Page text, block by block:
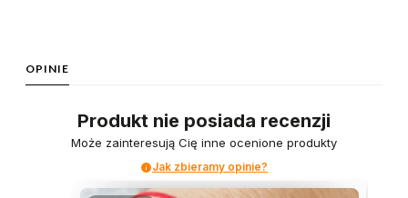
OPINIE
Produkt nie posiada recenzji
Może zainteresują Cię inne ocenione produkty
Jak zbieramy opinie?